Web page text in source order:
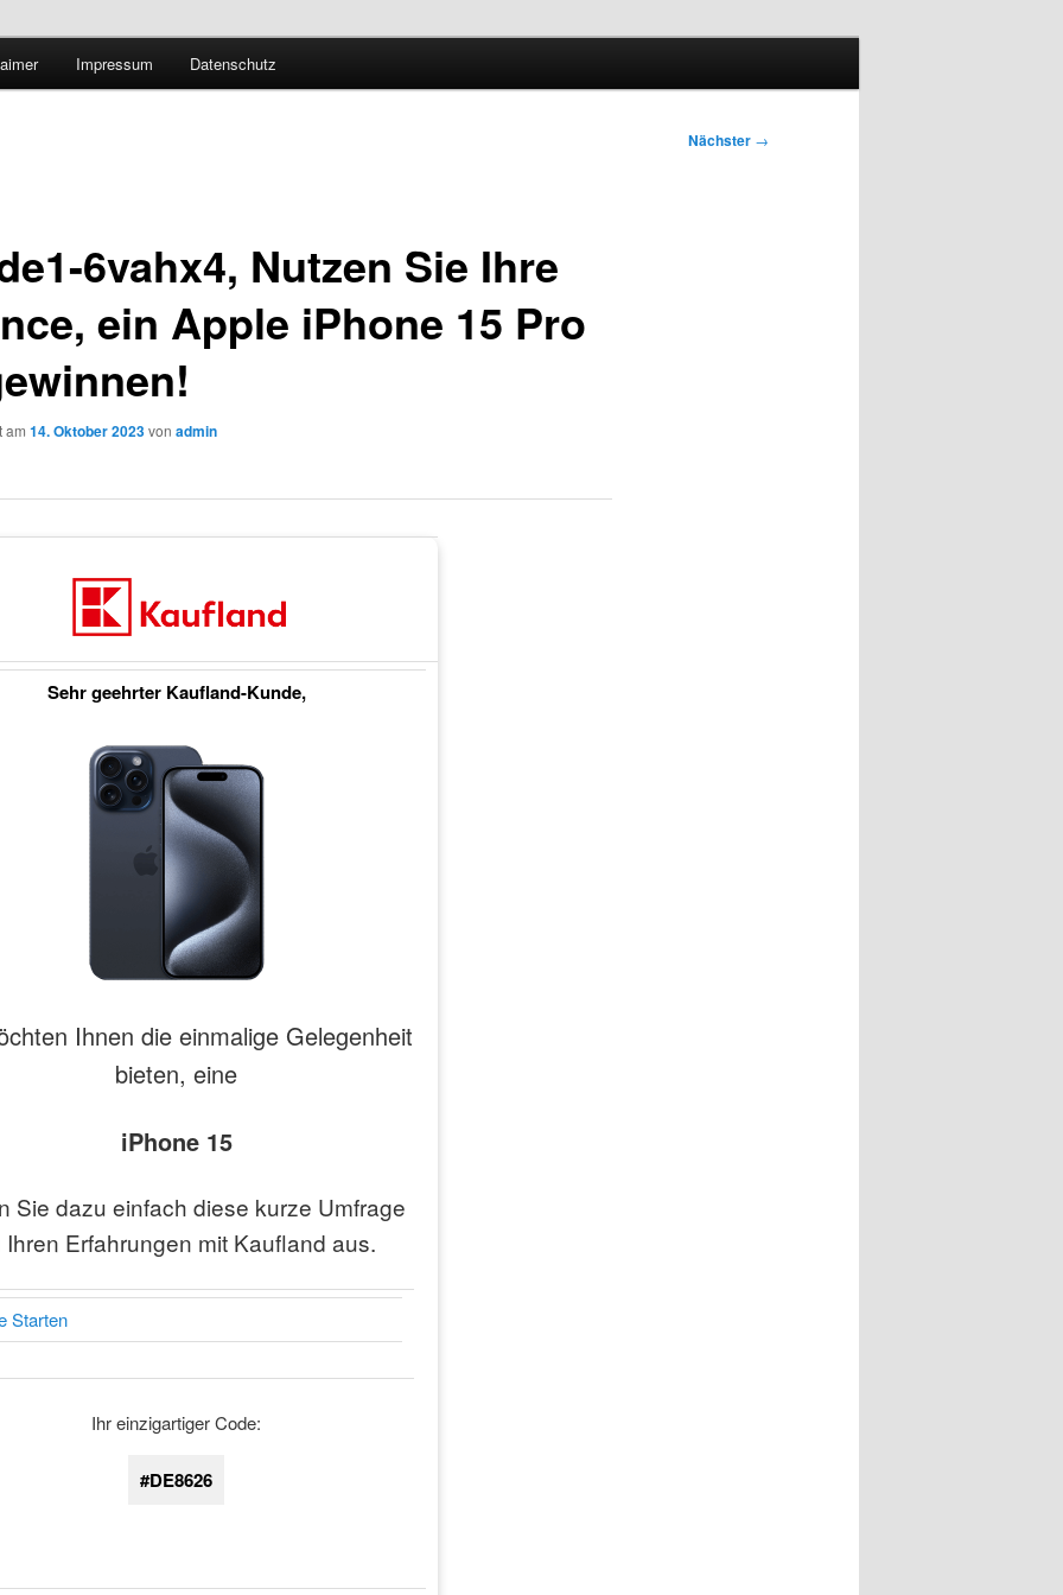
Forschung und Technologie
Impressum Datenschutz
Nächster →
6vahx4, Nutzen Sie Ihre
ein Apple iPhone 15 Pro
am 14. Oktober 2023von admin
Sehr geehrter Kaufland-Kunde,
Ihnen die einmalige Gelegenheit
bieten, eine
iPhone 15
Sie dazu einfach diese kurze Umfrage
Ihren Erfahrungen mit Kaufland aus.
Starten
Ihr einzigartiger Code:
#DE8626